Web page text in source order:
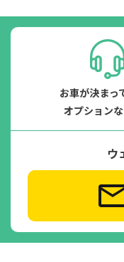
お車が決まっ
オプション
ウ